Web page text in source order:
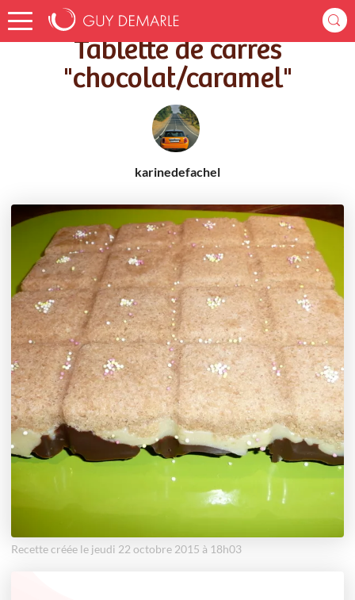
Accueil Recettes Tablette de carrés "chocolat/caramel"
Tablette de carrés
"chocolat/caramel"
karinedefachel
Recette créée le jeudi 22 octobre 2015 à 18h03